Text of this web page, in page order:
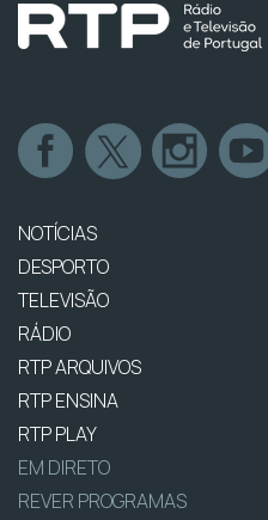
NOTÍCIAS
DESPORTO
TELEVISÃO
RÁDIO
RTP ARQUIVOS
RTP ENSINA
RTP PLAY
EM DIRETO
REVER PROGRAMAS